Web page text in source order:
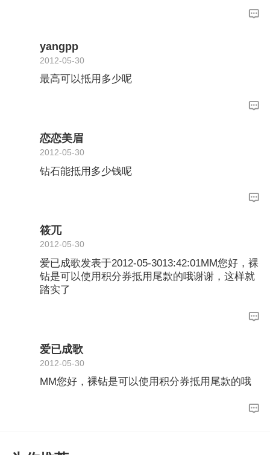
yangpp
2012-05-30
最高可以抵用多少呢
恋恋美眉
2012-05-30
钻石能抵用多少钱呢
筱兀
2012-05-30
爱已成歌发表于2012-05-3013:42:01MM您好，裸
钻是可以使用积分券抵用尾款的哦谢谢，这样就
踏实了
爱已成歌
2012-05-30
MM您好，裸钻是可以使用积分券抵用尾款的哦